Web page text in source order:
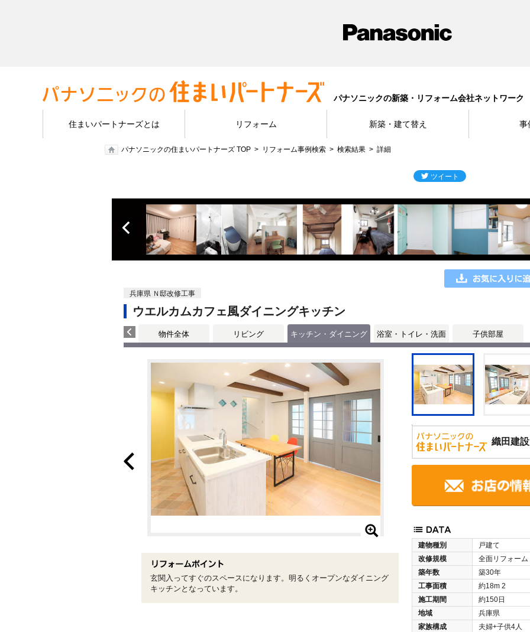
パナソニックの新築・リフォーム会社ネットワーク
住まいパートナーズとは リフォーム 新築・建て替え 事
パナソニックの住まいパートナーズ TOP リフォーム事例検索 検索結果 詳細
兵庫県 Ｎ邸改修工事
ウエルカムカフェ風ダイニングキッチン
物件全体 リビング キッチン・ダイニング 浴室・トイレ・洗面 子供部屋
織田建
建物種別
戸建て
改修規模
全面リフォーム
築年数
築30年
工事面積
約18m 2
施工期間
約150日
地域
兵庫県
家族構成
夫婦+子供4人
玄関入ってすぐのスペースになります。明るくオープンなダイニング
キッチンとなっています。